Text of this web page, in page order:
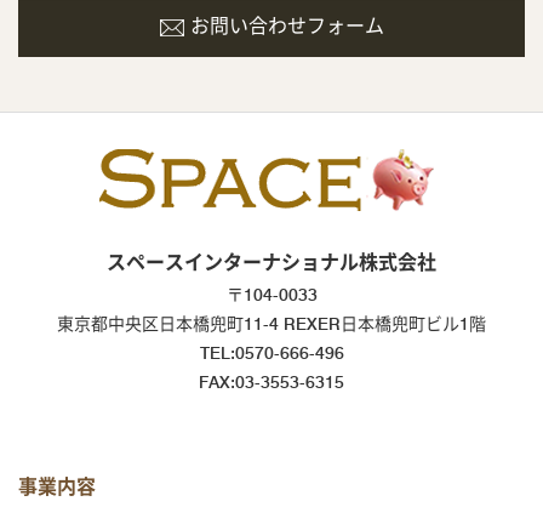
お問い合わせフォーム
スペースインターナショナル株式会社
〒104-0033
東京都中央区日本橋兜町11-4 REXER日本橋兜町ビル1階
TEL:0570-666-496
FAX:03-3553-6315
事業内容